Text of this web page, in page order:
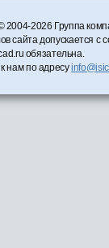
2004-2026 Группа
сайта допускается с
обязательна.
нам по адресу